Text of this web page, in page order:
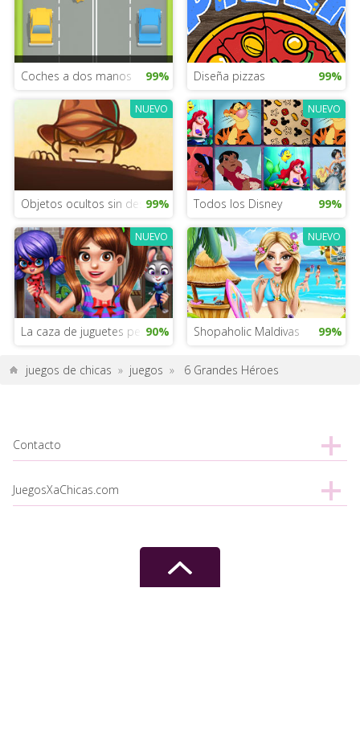
Coches a dos manos 99% Diseña pizzas 99%
NUEVO
Objetos ocultos sin descargar
99%
NUEVO
Todos los Disney 99%
NUEVO
La caza de juguetes perdidos de la princesa
90%
NUEVO
Shopaholic Maldivas 99%
juegos de chicas » juegos » 6 Grandes Héroes
Contacto
JuegosXaChicas.com